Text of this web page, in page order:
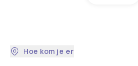
Hoe kom je er